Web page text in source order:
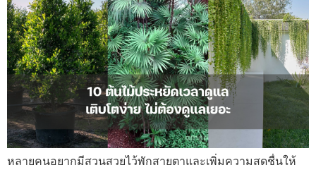
หลายคนอยากมีสวนสวยไว้พักสายตาและเพิ่มความสดชื่นให้